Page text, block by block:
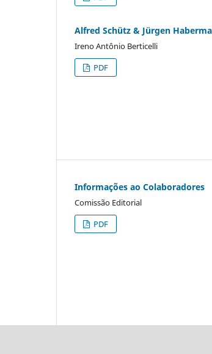
Alfred Schütz & Jürgen
Ireno Antônio Berticelli
PDF
Informações ao Colaboradores
Comissão Editorial
PDF